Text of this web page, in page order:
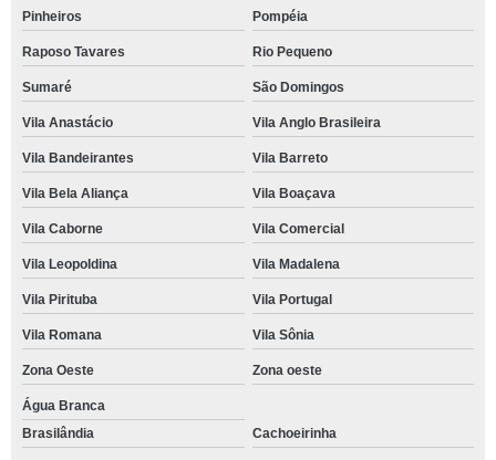
Pinheiros Pompéia
Raposo Tavares Rio Pequeno
Sumaré São Domingos
Vila Anastácio Vila Anglo Brasileira
Vila Bandeirantes Vila Barreto
Vila Bela Aliança Vila Boaçava
Vila Caborne Vila Comercial
Vila Leopoldina Vila Madalena
Vila Pirituba Vila Portugal
Vila Romana Vila Sônia
Zona Oeste Zona oeste
Água Branca
Brasilândia
Cachoeirinha